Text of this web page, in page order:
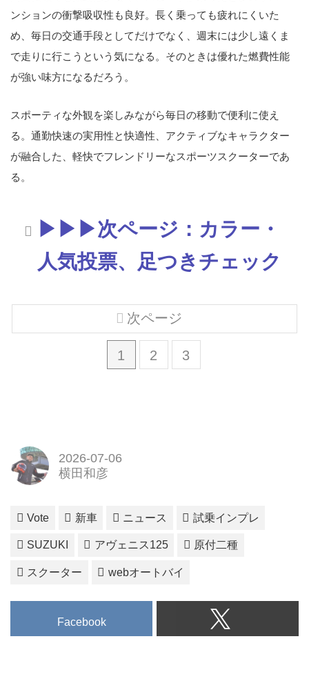
ンションの衝撃吸収性も良好。長く乗っても疲れにくいた
め、毎日の交通手段としてだけでなく、週末には少し遠くま
で走りに行こうという気になる。そのときは優れた燃費性能
が強い味方になるだろう。
スポーティな外観を楽しみながら毎日の移動で便利に使え
る。通勤快速の実用性と快適性、アクティブなキャラクター
が融合した、軽快でフレンドリーなスポーツスクーターであ
る。
▶▶▶次ページ：カラー・
人気投票、足つきチェック
1 2 3
次ページ
2026-07-06
横田和彦
Vote 新車 ニュース 試乗インプレ
SUZUKI アヴェニス125 原付二種
スクーター webオートバイ
Facebook